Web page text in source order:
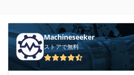
ローラー ラック
建設 用 クレーン
汎用 旋盤
Machineseeker
ストアで無料